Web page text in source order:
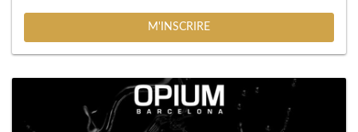
M'INSCRIRE